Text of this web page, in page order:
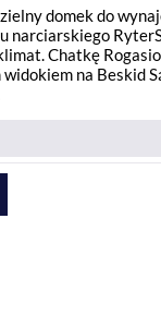
domek do
narciarskiego
Chatkę
na Beskid